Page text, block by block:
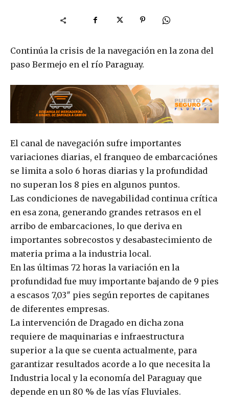
Continúa la crisis de la navegación en la zona del
paso Bermejo en el río Paraguay.
El canal de navegación sufre importantes
variaciones diarias, el franqueo de embarcaciónes
se limita a solo 6 horas diarias y la profundidad
no superan los 8 pies en algunos puntos.
Las condiciones de navegabilidad continua crítica
en esa zona, generando grandes retrasos en el
arribo de embarcaciones, lo que deriva en
importantes sobrecostos y desabastecimiento de
materia prima a la industria local.
En las últimas 72 horas la variación en la
profundidad fue muy importante bajando de 9 pies
a escasos 7,03″ pies según reportes de capitanes
de diferentes empresas.
La intervención de Dragado en dicha zona
requiere de maquinarias e infraestructura
superior a la que se cuenta actualmente, para
garantizar resultados acorde a lo que necesita la
Industria local y la economía del Paraguay que
depende en un 80 % de las vías Fluviales.